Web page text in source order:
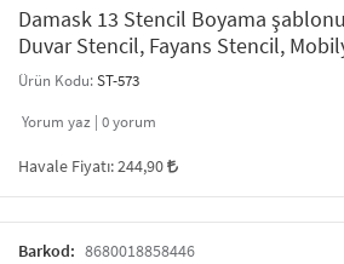
ŞAL VE FULAR
ODA KOKUSU VE MUM
Damask 13 Stencil Boyama
Duvar Stencil, Fayans Stencil,
Ürün Kodu:ST-573
Yorum yaz | 0yorum
Havale Fiyatı:244,90
Barkod: 8680018858446